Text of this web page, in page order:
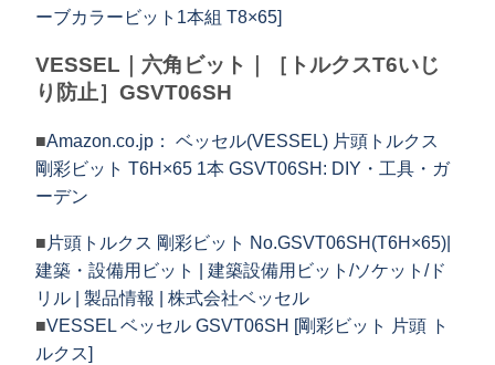
ーブカラービット1本組 T8×65]
VESSEL｜六角ビット｜［トルクスT6いじ
り防止］GSVT06SH
■Amazon.co.jp： ベッセル(VESSEL) 片頭トルクス
剛彩ビット T6H×65 1本 GSVT06SH: DIY・工具・ガ
ーデン
■ 片頭トルクス 剛彩ビット No.GSVT06SH(T6H×65)|
建築・設備用ビット | 建築設備用ビット/ソケット/ド
リル | 製品情報 | 株式会社ベッセル
■VESSEL ベッセル GSVT06SH [剛彩ビット 片頭 ト
ルクス]